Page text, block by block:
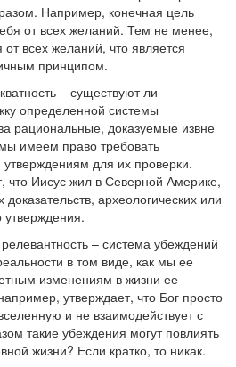
Например, конечная цель
от всех желаний. Тем не менее,
всех желаний, что является
принципом.
– существуют ли
определенной системы
рациональные, доказуемые извне
имеем право требовать
для их проверки.
Иисус жил в Северной Америке,
археологических или
утверждения.
– система убеждений
в том виде, как мы ее
изменениям в жизни ее
утверждает, что Бог просто
и не взаимодействует с
такие убеждения могут повлиять
жизни? Если кратко, то никак.